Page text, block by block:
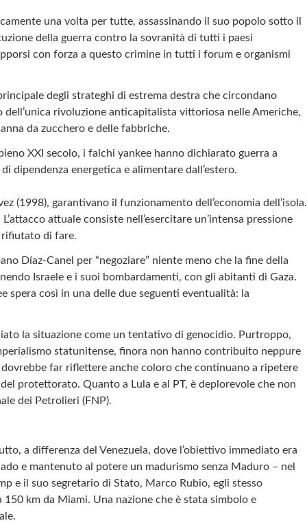
una volta per tutte, assassinando il suo popolo sotto il
della guerra contro la sovranità di tutti i paesi
con forza a questo crimine in tutti i forum e organismi
degli strateghi di estrema destra che circondano
dell’unica rivoluzione anticapitalista vittoriosa nelle Americhe,
da zucchero e delle fabbriche.
XXI secolo, i falchi yankee hanno dichiarato guerra a
dipendenza energetica e alimentare dall’estero.
(1998), garantivano il funzionamento dell’economia dell’isola.
attuale consiste nell’esercitare un’intensa pressione
rifiutato di fare.
Díaz-Canel per “negoziare” niente meno che la fine della
Israele e i suoi bombardamenti, con gli abitanti di Gaza.
spera così in una delle due seguenti eventualità: la
la situazione come un tentativo di genocidio. Purtroppo,
statunitense, finora non hanno contribuito neppure
far riflettere anche coloro che continuano a ripetere
protettorato. Quanto a Lula e al PT, è deplorevole che non
dei Petrolieri (FNP).
a differenza del Venezuela, dove l’obiettivo immediato era
e mantenuto al potere un madurismo senza Maduro – nel
e il suo segretario di Stato, Marco Rubio, egli stesso
km da Miami. Una nazione che è stata simbolo e